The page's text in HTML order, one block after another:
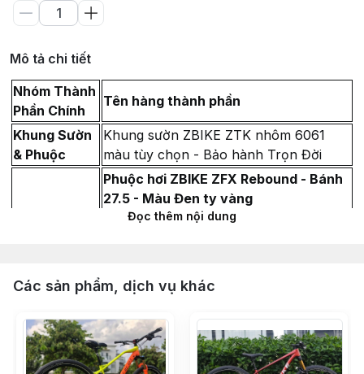
Mô tả chi tiết
Nhóm Thành
Phần Chính
Tên hàng thành phần
Khung Sườn
& Phuộc
Khung sườn ZBIKE ZTK nhôm 6061
màu tùy chọn - Bảo hành Trọn Đời
Phuộc hơi ZBIKE ZFX Rebound - Bánh
27.5 - Màu Đen ty vàng
Chén cổ bạc đạn 44-44mm LEBYCLE -
10mm & 5mm)
địa
Hệ Thống
Bộ group mini Shimano Deore M6100
Đọc thêm nội dung
Các sản phẩm, dịch vụ khác